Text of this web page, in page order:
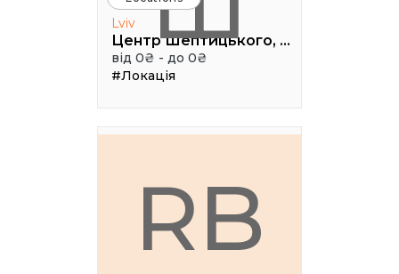
Lviv
Центр Шептицького, 1 поверх, паркова аудиторія
від 0₴ - до 0₴
#Локація
RB